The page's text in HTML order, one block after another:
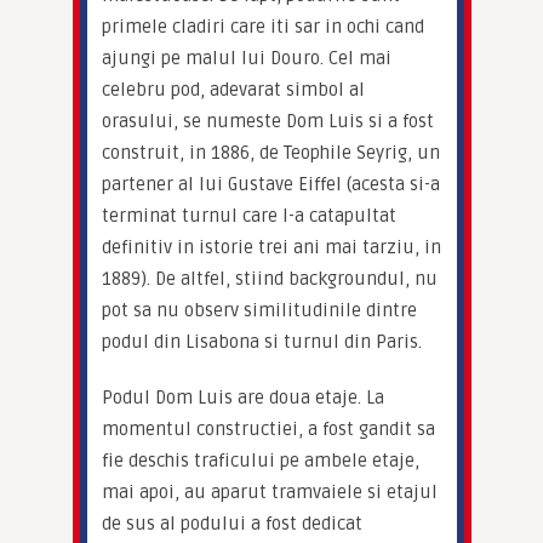
primele cladiri care iti sar in ochi cand
ajungi pe malul lui Douro. Cel mai
celebru pod, adevarat simbol al
orasului, se numeste Dom Luis si a fost
construit, in 1886, de Teophile Seyrig, un
partener al lui Gustave Eiffel (acesta si-a
terminat turnul care l-a catapultat
definitiv in istorie trei ani mai tarziu, in
1889). De altfel, stiind backgroundul, nu
pot sa nu observ similitudinile dintre
podul din Lisabona si turnul din Paris.
Podul Dom Luis are doua etaje. La
momentul constructiei, a fost gandit sa
fie deschis traficului pe ambele etaje,
mai apoi, au aparut tramvaiele si etajul
de sus al podului a fost dedicat